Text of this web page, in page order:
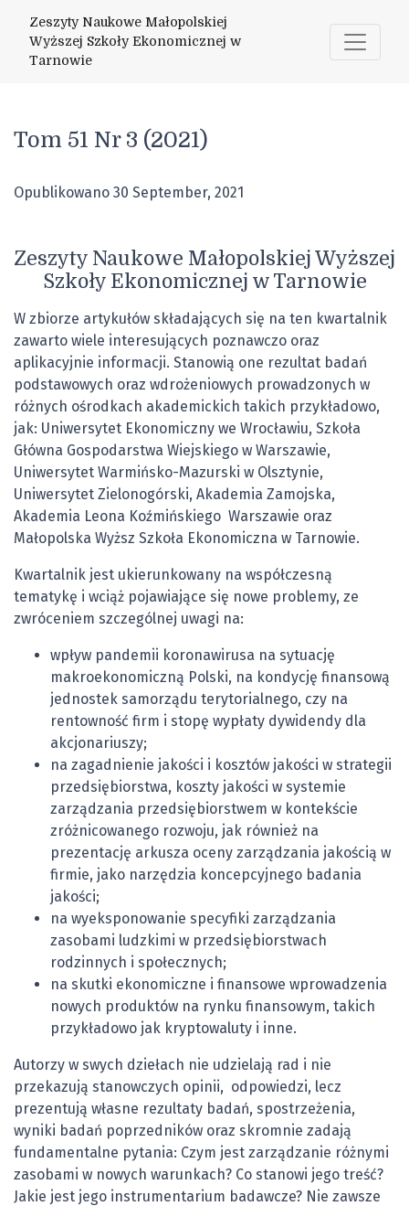
Zeszyty Naukowe Małopolskiej
Wyższej Szkoły Ekonomicznej w
Tarnowie
Tom 51 Nr 3 (2021)
Opublikowano 30 September, 2021
Zeszyty Naukowe Małopolskiej Wyższej
Szkoły Ekonomicznej w Tarnowie
W zbiorze artykułów składających się na ten kwartalnik
zawarto wiele interesujących poznawczo oraz
aplikacyjnie informacji. Stanowią one rezultat badań
podstawowych oraz wdrożeniowych prowadzonych w
różnych ośrodkach akademickich takich przykładowo,
jak: Uniwersytet Ekonomiczny we Wrocławiu, Szkoła
Główna Gospodarstwa Wiejskiego w Warszawie,
Uniwersytet Warmińsko-Mazurski w Olsztynie,
Uniwersytet Zielonogórski, Akademia Zamojska,
Akademia Leona Koźmińskiego Warszawie oraz
Małopolska Wyższ Szkoła Ekonomiczna w Tarnowie.
Kwartalnik jest ukierunkowany na współczesną
tematykę i wciąż pojawiające się nowe problemy, ze
zwróceniem szczególnej uwagi na:
wpływ pandemii koronawirusa na sytuację
makroekonomiczną Polski, na kondycję finansową
jednostek samorządu terytorialnego, czy na
rentowność firm i stopę wypłaty dywidendy dla
akcjonariuszy;
na zagadnienie jakości i kosztów jakości w strategii
przedsiębiorstwa, koszty jakości w systemie
zarządzania przedsiębiorstwem w kontekście
zróżnicowanego rozwoju, jak również na
prezentację arkusza oceny zarządzania jakością w
firmie, jako narzędzia koncepcyjnego badania
jakości;
na wyeksponowanie specyfiki zarządzania
zasobami ludzkimi w przedsiębiorstwach
rodzinnych i społecznych;
na skutki ekonomiczne i finansowe wprowadzenia
nowych produktów na rynku finansowym, takich
przykładowo jak kryptowaluty i inne.
Autorzy w swych dziełach nie udzielają rad i nie
przekazują stanowczych opinii, odpowiedzi, lecz
prezentują własne rezultaty badań, spostrzeżenia,
wyniki badań poprzedników oraz skromnie zadają
fundamentalne pytania: Czym jest zarządzanie różnymi
zasobami w nowych warunkach? Co stanowi jego treść?
Jakie jest jego instrumentarium badawcze? Nie zawsze